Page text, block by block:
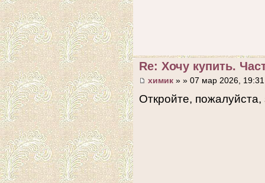
Re: Хочу купить.
химик » » 07 мар 2026, 19:31
Откройте, пожалуйста,